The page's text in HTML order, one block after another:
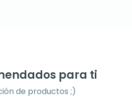
para ti
de productos ;)